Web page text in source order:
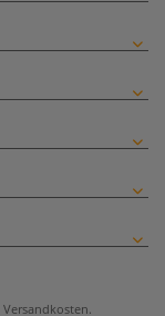
Versandkosten.